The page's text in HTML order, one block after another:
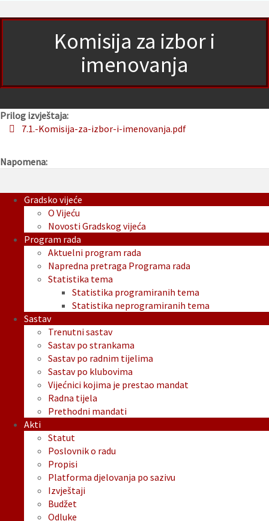
Komisija za izbor i
imenovanja
Prilog izvještaja:
7.1.-Komisija-za-izbor-i-imenovanja.pdf
Napomena:
Gradsko vijeće
O Vijeću
Novosti Gradskog vijeća
Program rada
Aktuelni program rada
Napredna pretraga Programa rada
Statistika tema
Statistika programiranih tema
Statistika neprogramiranih tema
Sastav
Trenutni sastav
Sastav po strankama
Sastav po radnim tijelima
Sastav po klubovima
Vijećnici kojima je prestao mandat
Radna tijela
Prethodni mandati
Akti
Statut
Poslovnik o radu
Propisi
Platforma djelovanja po sazivu
Izvještaji
Budžet
Odluke